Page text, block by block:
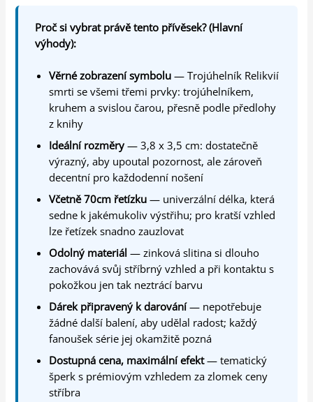
Proč si vybrat právě tento přívěsek? (Hlavní
výhody):
Věrné zobrazení symbolu — Trojúhelník Relikvií
smrti se všemi třemi prvky: trojúhelníkem,
kruhem a svislou čarou, přesně podle předlohy
z knihy
Ideální rozměry — 3,8 x 3,5 cm: dostatečně
výrazný, aby upoutal pozornost, ale zároveň
decentní pro každodenní nošení
Včetně 70cm řetízku — univerzální délka, která
sedne k jakémukoliv výstřihu; pro kratší vzhled
lze řetízek snadno zauzlovat
Odolný materiál — zinková slitina si dlouho
zachovává svůj stříbrný vzhled a při kontaktu s
pokožkou jen tak neztrácí barvu
Dárek připravený k darování— nepotřebuje
žádné další balení, aby udělal radost; každý
fanoušek série jej okamžitě pozná
Dostupná cena, maximální efekt— tematický
šperk s prémiovým vzhledem za zlomek ceny
stříbra